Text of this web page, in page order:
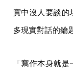
實中沒人要談的
多現實對話的鑰
「寫作本身就